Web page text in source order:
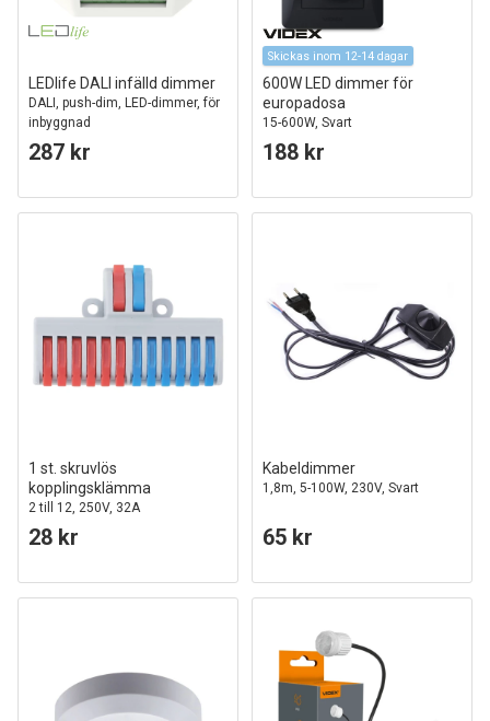
LEDlife DALI infälld dimmer
DALI, push-dim, LED-dimmer, för
inbyggnad
287 kr
Skickas inom 12-14 dagar
600W LED dimmer för
europadosa
15-600W, Svart
188 kr
1 st. skruvlös
kopplingsklämma
2 till 12, 250V, 32A
28 kr
Kabeldimmer
1,8m, 5-100W, 230V, Svart
65 kr